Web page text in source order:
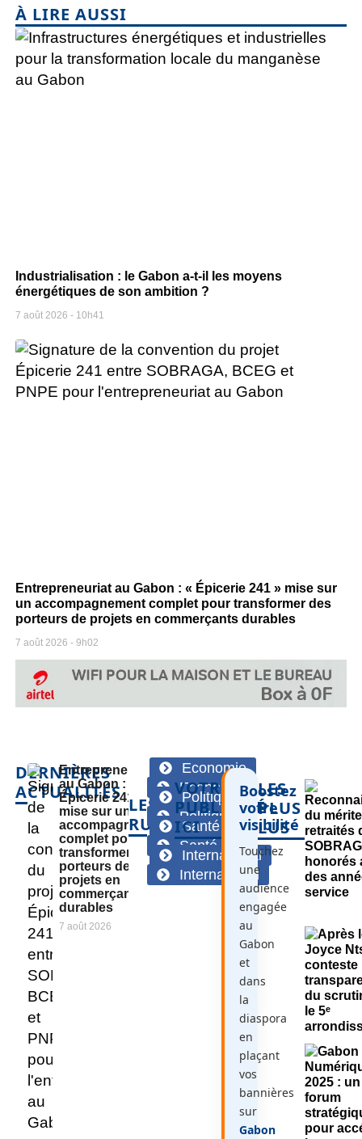
À LIRE AUSSI
Industrialisation : le Gabon a-t-il les moyens
énergétiques de son ambition ?
7 août 2026 10h41
Entrepreneuriat au Gabon : « Épicerie 241 » mise sur
un accompagnement complet pour transformer des
porteurs de projets en commerçants durables
7 août 2026 9h02
DERNIÈRES
ACTUALITÉS
Entrepreneuriat
au Gabon : «
Épicerie 241 »
mise sur un
accompagnement
complet pour
transformer des
porteurs de
projets en
commerçants
durables
7 août 2026
LES
RUBRIQUES
Economie
Politique
Santé
International
Economie
Politique
Santé
International
VOTRE
PUBLICITÉ
ICI
Boostez
votre
visibilité
Touchez
une
audience
engagée
au
Gabon
et
dans
la
diaspora
en
plaçant
vos
bannières
sur
Gabon
LES
PLUS
LUS